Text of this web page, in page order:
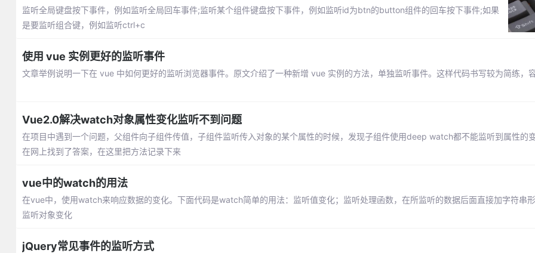
监听全局键盘按下事件，例如监听全局回车事件;监听某个组件键盘按下事件，例如监听id为btn的button组件的回车按下事件;如果
是要监听组合键，例如监听ctrl+c
使用 vue 实例更好的监听事件
文章举例说明一下在 vue 中如何更好的监听浏览器事件。原文介绍了一种新增 vue 实例的方法，单独监听事件。这样代码书写较为简练，容
Vue2.0解决watch对象属性变化监听不到问题
在项目中遇到一个问题，父组件向子组件传值，子组件监听传入对象的某个属性的时候，发现子组件使用deep watch都不能监听到属性的
在网上找到了答案，在这里把方法记录下来
vue中的watch的用法
在vue中，使用watch来响应数据的变化。下面代码是watch简单的用法：监听值变化；监听处理函数，在所监听的数据后面直接加字符串形
监听对象变化
jQuery常见事件的监听方式